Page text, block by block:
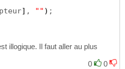
] , "" ) ;
illogique. Il faut aller au plus
0
0